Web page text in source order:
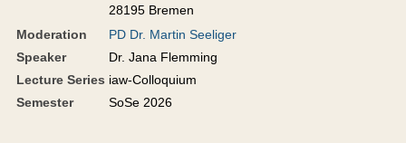
28195 Bremen
Moderation
PD Dr. Martin Seeliger
Speaker
Dr. Jana Flemming
Lecture Series iaw-Colloquium
Semester
SoSe 2026